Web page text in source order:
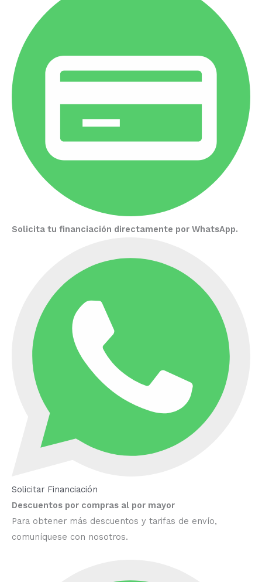
Solicita tu financiación directamente por WhatsApp.
Solicitar Financiación
Descuentos por compras al por mayor
Para obtener más descuentos y tarifas de envío,
comuníquese con nosotros.